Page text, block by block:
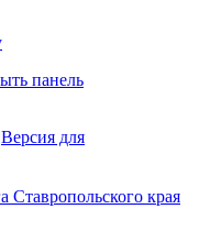
панель
Версия для
Ставропольского края